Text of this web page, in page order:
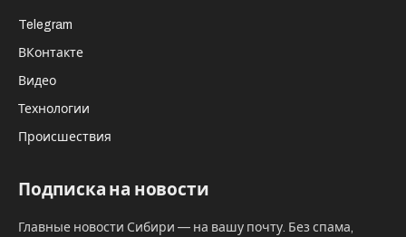
Telegram
ВКонтакте
Видео
Технологии
Происшествия
Подписка на новости
Главные новости Сибири — на вашу почту. Без спама,